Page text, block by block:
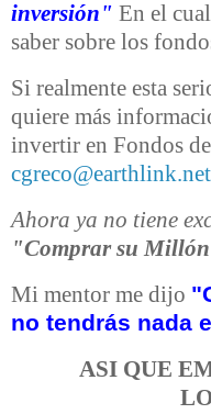
inversión" En el
saber sobre los
Si realmente esta
quiere más
invertir en Fondos
cgreco@earthlink.net
Ahora ya no tiene
"Comprar su
Mi mentor me dijo
no tendrás nada
ASI QUE